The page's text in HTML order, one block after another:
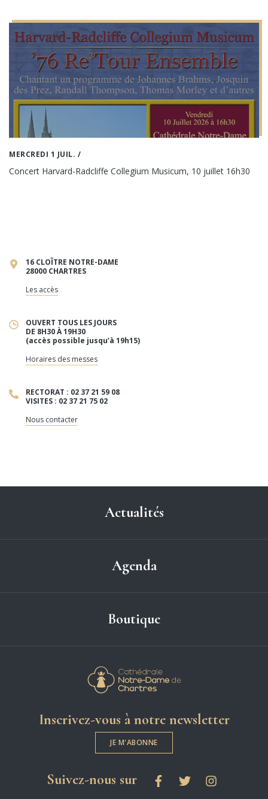
MERCREDI 1 JUIL. /
Concert Harvard-Radcliffe Collegium Musicum, 10 juillet 16h30
16 CLOÎTRE NOTRE-DAME
28000 CHARTRES
Les accès
OUVERT TOUS LES JOURS
DE 8H30 À 19H30
(accès possible jusqu’à 19h15)
Horaires des messes
RECTORAT : 02 37 21 59 08
VISITES : 02 37 21 75 02
Nous contacter
Actualités
Agenda
Boutique
Inscrivez-vous à notre newsletter
JE M'ABONNE
Suivez-nous surles réseaux sociaux
FacebookTwitterInstagram